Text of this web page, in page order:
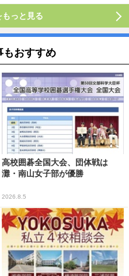
っと見る
もおすすめ
高校囲碁全国大会、団体戦は
灘・南山女子部が優勝
2026.8.5